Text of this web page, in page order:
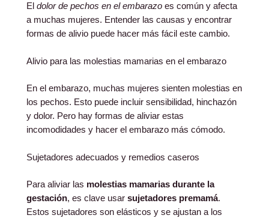
El dolor de pechos en el embarazo es común y afecta
a muchas mujeres. Entender las causas y encontrar
formas de alivio puede hacer más fácil este cambio.
Alivio para las molestias mamarias en el embarazo
En el embarazo, muchas mujeres sienten molestias en
los pechos. Esto puede incluir sensibilidad, hinchazón
y dolor. Pero hay formas de aliviar estas
incomodidades y hacer el embarazo más cómodo.
Sujetadores adecuados y remedios caseros
Para aliviar las molestias mamarias durante la
gestación, es clave usar sujetadores premamá.
Estos sujetadores son elásticos y se ajustan a los